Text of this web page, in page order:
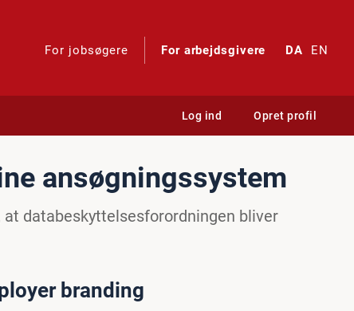
For jobsøgere For arbejdsgivere DA EN
Log ind Opret profil
ansøgningssystem
databeskyttelsesforordningen bliver
branding